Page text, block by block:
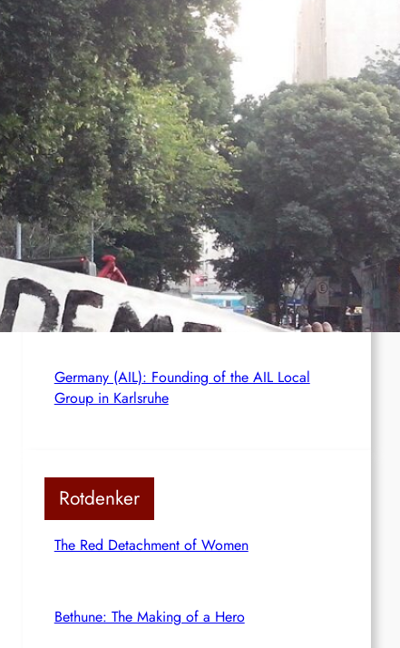
Ceuta
France (AIL): AIL action in several cities
Brasil (AIL): Bomb Bearing AntiImperialist
Messages Explodes at Havan’s ‘Statue of
Liberty’ in Maceió; Luciano Hang Alleges
‘Terrorism’
Netherlands (AIL): Emergency Joint Statement
– Free comrade Misir Besra!
Germany (AIL): Founding of the AIL Local
Group in Karlsruhe
Rotdenker
The Red Detachment of Women
Bethune: The Making of a Hero